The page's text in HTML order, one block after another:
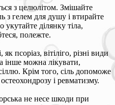
з целюлітом. Змішайте
з гелем для душу і втирайте
ділянку тіла,
полежте.
псоріаз, вітіліго, різні види
інше можна лікувати,
Крім того, сіль допоможе
і ревматизму.
не несе шкоди при